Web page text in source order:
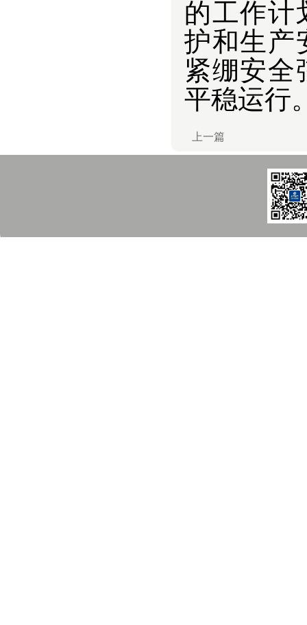
的工作计
护和生产
紧绷安全
平稳运行
上一篇